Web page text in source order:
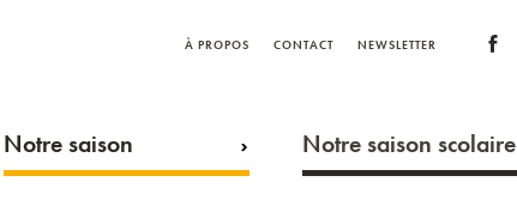
À PROPOS CONTACT NEWSLETTER
Notre saison Notre saison scolaire